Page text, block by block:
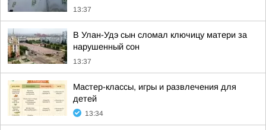
13:37
В Улан-Удэ сын сломал ключицу матери за
нарушенный сон
13:37
Мастер-классы, игры и развлечения для
детей
13:34